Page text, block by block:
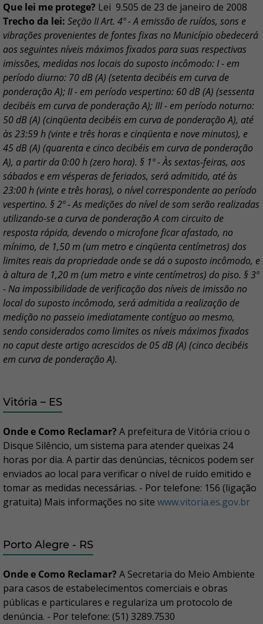
Que lei me protege? Lei 9.505 de 23 de janeiro de 2008
Trecho da lei: Seção II Art. 4º - A emissão de ruídos, sons e
vibrações provenientes de fontes fixas no Município obedecerá
aos seguintes níveis máximos fixados para suas respectivas
imissões, medidas nos locais do suposto incômodo: I - em
período diurno: 70 dB (A) (setenta decibéis em curva de
ponderação A); II - em período vespertino: 60 dB (A) (sessenta
decibéis em curva de ponderação A); III - em período noturno:
50 dB (A) (cinqüenta decibéis em curva de ponderação A), até
às 23:59 h (vinte e três horas e cinqüenta e nove minutos), e
45 dB (A) (quarenta e cinco decibéis em curva de ponderação
A), a partir da 0:00 h (zero hora). § 1º - Às sextas-feiras, aos
sábados e em vésperas de feriados, será admitido, até às
23:00 h (vinte e três horas), o nível correspondente ao período
vespertino. § 2º - As medições do nível de som serão realizadas
utilizando-se a curva de ponderação A com circuito de
resposta rápida, devendo o microfone ficar afastado, no
mínimo, de 1,50 m (um metro e cinqüenta centímetros) dos
limites reais da propriedade onde se dá o suposto incômodo, e
à altura de 1,20 m (um metro e vinte centímetros) do piso. § 3º
- Na impossibilidade de verificação dos níveis de imissão no
local do suposto incômodo, será admitida a realização de
medição no passeio imediatamente contíguo ao mesmo,
sendo considerados como limites os níveis máximos fixados
no caput deste artigo acrescidos de 05 dB (A) (cinco decibéis
em curva de ponderação A).
Vitória – ES
Onde e Como Reclamar? A prefeitura de Vitória criou o
Disque Silêncio, um sistema para atender queixas 24
horas por dia. A partir das denúncias, técnicos podem ser
enviados ao local para verificar o nível de ruído emitido e
tomar as medidas necessárias. - Por telefone: 156 (ligação
gratuita) Mais informações no site www.vitoria.es.gov.br
Porto Alegre - RS
Onde e Como Reclamar? A Secretaria do Meio Ambiente
para casos de estabelecimentos comerciais e obras
públicas e particulares e regulariza um protocolo de
denúncia. - Por telefone: (51) 3289.7530